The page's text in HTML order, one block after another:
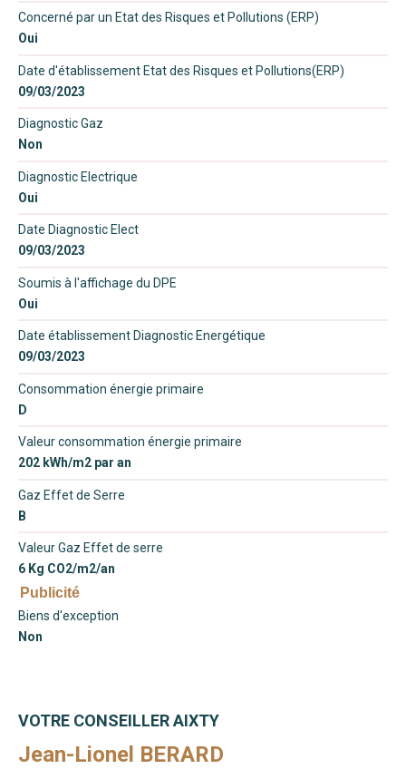
Concerné par un Etat des Risques et Pollutions (ERP)
Oui
Date d'établissement Etat des Risques et Pollutions(ERP)
09/03/2023
Diagnostic Gaz
Non
Diagnostic Electrique
Oui
Date Diagnostic Elect
09/03/2023
Soumis à l'affichage du DPE
Oui
Date établissement Diagnostic Energétique
09/03/2023
Consommation énergie primaire
D
Valeur consommation énergie primaire
202 kWh/m2 par an
Gaz Effet de Serre
B
Valeur Gaz Effet de serre
6 Kg CO2/m2/an
Publicité
Biens d'exception
Non
VOTRE CONSEILLER AIXTY
Jean-Lionel BERARD